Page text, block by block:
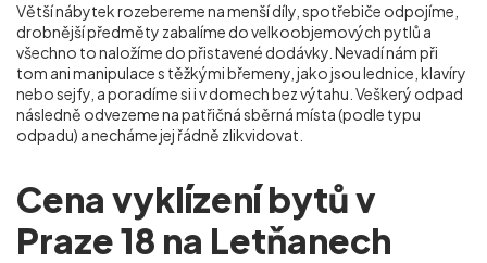
Větší nábytek rozebereme na menší díly, spotřebiče odpojíme,
drobnější předměty zabalíme do velkoobjemových pytlů a
všechno to naložíme do přistavené dodávky. Nevadí nám při
tom ani manipulace s těžkými břemeny, jako jsou lednice, klavíry
nebo sejfy, a poradíme si i v domech bez výtahu. Veškerý odpad
následně odvezeme na patřičná sběrná místa (podle typu
odpadu) a necháme jej řádně zlikvidovat.
Cena vyklízení bytů v
Praze 18 na Letňanech